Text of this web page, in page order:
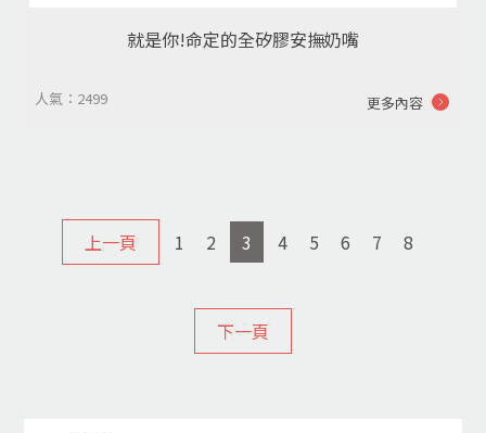
就是你!命定的全矽膠安撫奶嘴
人氣：2499 更多內容
上一頁 1 2 3 4 5 6 7 8
下一頁